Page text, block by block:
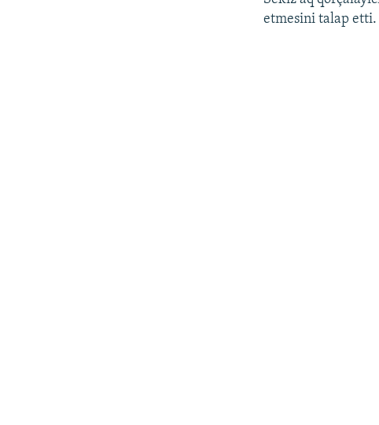
etmesini talap etti.